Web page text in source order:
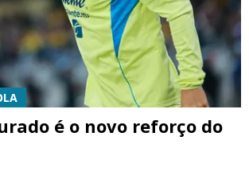
é o novo reforço do